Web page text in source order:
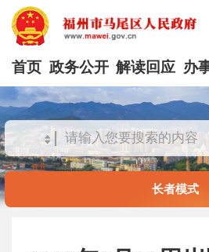
首页 政务公开 解读回应 办
长者模式